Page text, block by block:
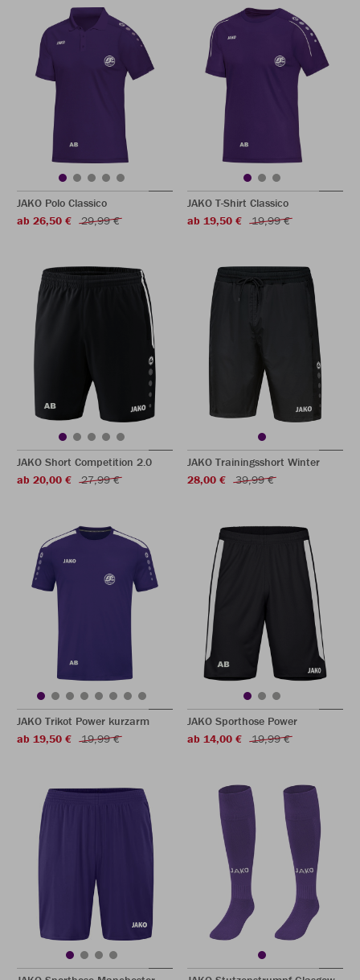
JAKO Polo Classico
ab 26,50 €
29,99 €
JAKO T-Shirt Classico
ab 19,50 €
19,99 €
JAKO Short Competition 2.0
ab 20,00 €
27,99 €
JAKO Trainingsshort Winter
28,00 €
39,99 €
JAKO Trikot Power kurzarm
ab 19,50 €
19,99 €
JAKO Sporthose Power
ab 14,00 €
19,99 €